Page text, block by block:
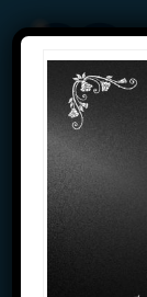
02-732-